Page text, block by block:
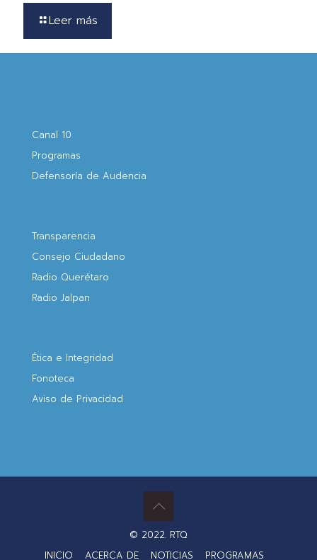
Leer más
Canal 10
Programas
Defensoría de Audencia
Transparencia
Consejo Ciudadano
Radio Querétaro
Radio Jalpan
Ética e Integridad
Fonoteca
Aviso de Privacidad
© 2022. RTQ
INICIO
ACERCA DE NOTICIAS PROGRAMAS